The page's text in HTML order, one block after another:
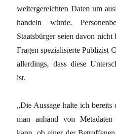
weitergereichten Daten um
handeln würde.
Staatsbürger seien davon
Fragen spezialisierte Publizist
allerdings, dass diese
ist.
„Die Aussage halte ich
man anhand von